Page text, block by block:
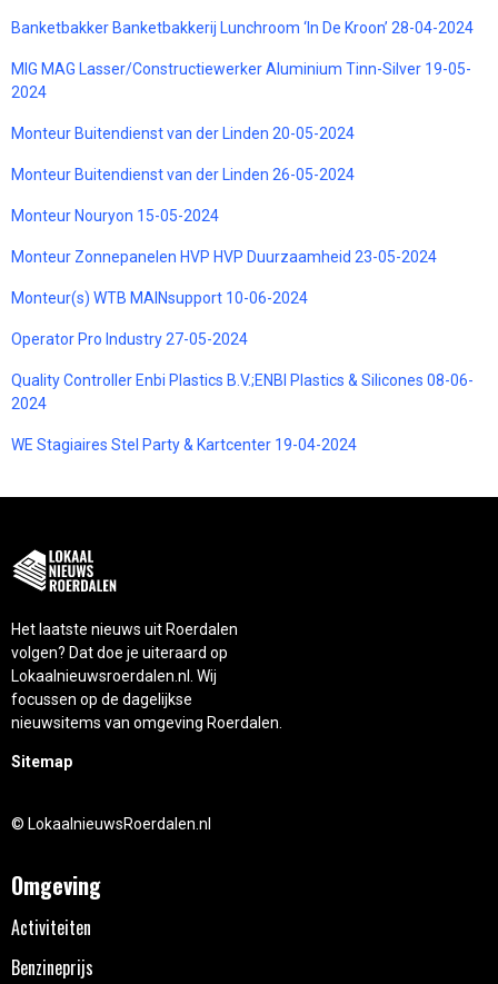
Banketbakker Banketbakkerij Lunchroom ‘In De Kroon’ 28-04-2024
MIG MAG Lasser/Constructiewerker Aluminium Tinn-Silver 19-05-
2024
Monteur Buitendienst van der Linden 20-05-2024
Monteur Buitendienst van der Linden 26-05-2024
Monteur Nouryon 15-05-2024
Monteur Zonnepanelen HVP HVP Duurzaamheid 23-05-2024
Monteur(s) WTB MAINsupport 10-06-2024
Operator Pro Industry 27-05-2024
Quality Controller Enbi Plastics B.V.;ENBI Plastics & Silicones 08-06-
2024
WE Stagiaires Stel Party & Kartcenter 19-04-2024
Het laatste nieuws uit Roerdalen
volgen? Dat doe je uiteraard op
Lokaalnieuwsroerdalen.nl. Wij
focussen op de dagelijkse
nieuwsitems van omgeving Roerdalen.
Sitemap
© LokaalnieuwsRoerdalen.nl
Omgeving
Activiteiten
Benzineprijs